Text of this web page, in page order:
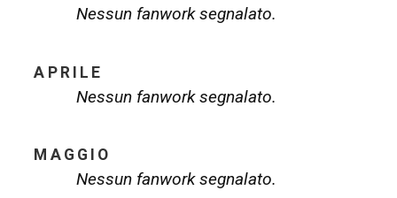
Nessun fanwork segnalato.
APRILE
Nessun fanwork segnalato.
MAGGIO
Nessun fanwork segnalato.